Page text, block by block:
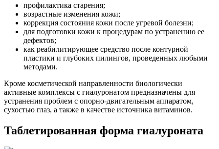
профилактика старения;
возрастные изменения кожи;
коррекция состояния кожи после угревой болезни;
для подготовки кожи к процедурам по устранению ее
дефектов;
как реабилитирующее средство после контурной
пластики и глубоких пилингов, проведенных любыми
методами.
Кроме косметической направленности биологически
активные комплексы с гиалуронатом предназначены для
устранения проблем с опорно-двигательным аппаратом,
сухостью глаз, а также в качестве источника витаминов.
Таблетированная форма гиалуроната